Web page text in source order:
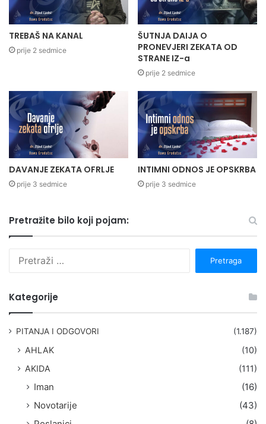
TREBAŠ NA KANAL
prije 2 sedmice
ŠUTNJA DAIJA O
PRONEVJERI ZEKATA OD
STRANE IZ-a
prije 2 sedmice
DAVANJE ZEKATA OFRLJE
prije 3 sedmice
INTIMNI ODNOS JE OPSKRBA
prije 3 sedmice
Pretražite bilo koji pojam:
Kategorije
PITANJA I ODGOVORI (1.187)
AHLAK
(10)
AKIDA
(111)
Iman
(16)
Novotarije
(43)